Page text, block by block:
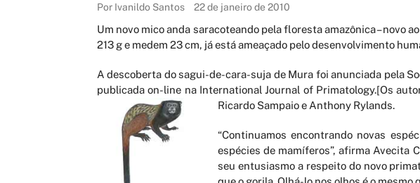
Por Ivanildo Santos 22 de janeiro de 2010
Um novo mico anda saracoteando pela floresta amazônica – novo
213 g e medem 23 cm, já está ameaçado pelo desenvolvimento
A descoberta do sagui-de-cara-suja de Mura foi anunciada pela
publicada on-line na International Journal of Primatology.[Os
Ricardo Sampaio e Anthony Rylands.
“Continuamos encontrando novas
espécies de mamíferos”, afirma Avecita
seu entusiasmo a respeito do novo